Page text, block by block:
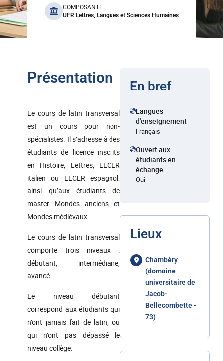
benefits
COMPOSANTE
UFR Lettres, Langues et Sciences Humaines
Présentation
Le cours de latin transversal
est un cours pour non-
spécialistes. Il s’adresse à des
étudiants de licence inscrits
en Histoire, Lettres, LLCER
italien ou LLCER espagnol,
ainsi qu’aux étudiants de
master Mondes anciens et
Mondes médiévaux.
Le cours de latin transversal
comporte trois niveaux :
débutant, intermédiaire,
avancé.
Le niveau débutant
correspond aux étudiants qui
n’ont jamais fait de latin, ou
qui n’ont pas dépassé le
niveau collège.
En bref
Langues
d'enseignement
Français
Ouvert aux
étudiants en
échange
Oui
Lieux
Chambéry
(domaine
universitaire de
Jacob-
Bellecombette -
73)